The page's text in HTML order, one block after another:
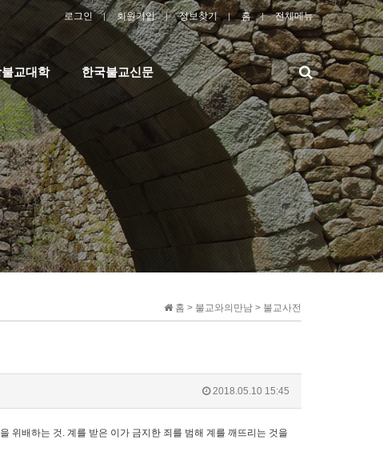
로그인 회원가입 정보찾기 홈 전체메뉴
교대학 한국불교신문
검
색
홈 > 불교와의만남 > 불교사전
2018.05.10 15:45
위배하는 것. 계를 받은 이가 금지한 죄를 범해 계를 깨뜨리는 것을